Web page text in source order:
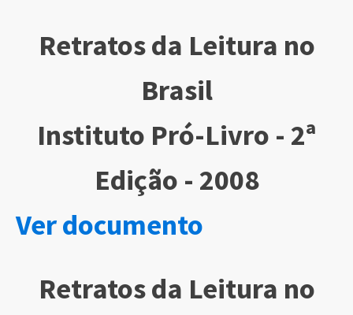
Retratos da Leitura no
Brasil
Instituto Pró-Livro - 2ª
Edição - 2008
Ver documento
Retratos da Leitura no